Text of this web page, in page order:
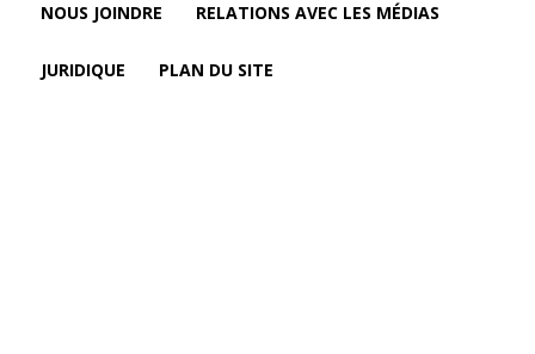
NOUS JOINDRE RELATIONS AVEC LES MÉDIAS
JURIDIQUE PLAN DU SITE